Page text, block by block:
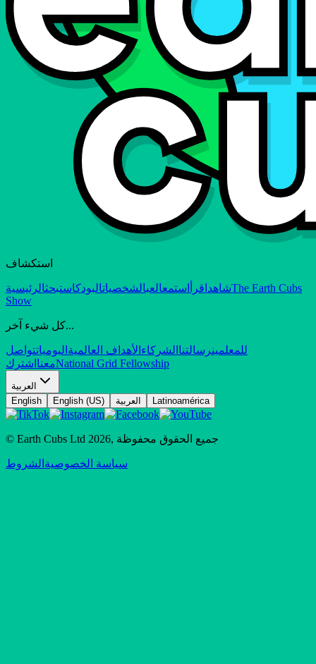
استكشاف
شاهد اقرأ استمعالعبالشخصياتالبودكاستبحثالرئيسية
The Earth Cubs
Show
كل شيء آخر...
للمعلمينرسالتنا الشركاء الأهداف العالمية اليومياتتواصل
معنا اشترك National Grid Fellowship
العربية
English
English (US) العربية Latinoamérica
© Earth Cubs Ltd 2026, جميع الحقوق محفوظة
سياسة الخصوصية الشروط